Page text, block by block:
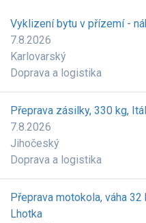
Vyklizení bytu v přízemí -
7.8.2026
Karlovarský
Doprava a logistika
Přeprava zásilky, 330 kg,
7.8.2026
Jihočeský
Doprava a logistika
Přeprava motokola, váha
Lhotka